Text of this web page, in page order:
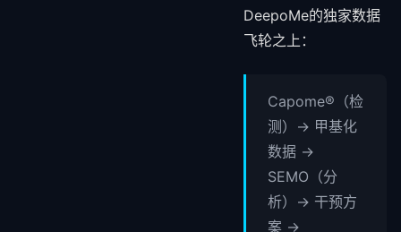
DeepoMe的独家数据
飞轮之上：
Capome®（检
测）→ 甲基化
数据 →
SEMO（分
析）→ 干预方
案 →